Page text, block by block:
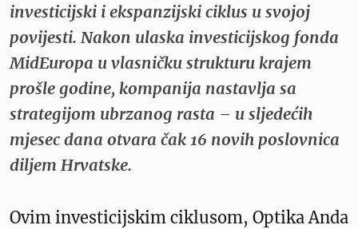
investicijski i ekspanzijski ciklus u svojoj
povijesti. Nakon ulaska investicijskog fonda
MidEuropa u vlasničku strukturu krajem
prošle godine, kompanija nastavlja sa
strategijom ubrzanog rasta – u sljedećih
mjesec dana otvara čak 16 novih poslovnica
diljem Hrvatske.
Ovim investicijskim ciklusom, Optika Anda